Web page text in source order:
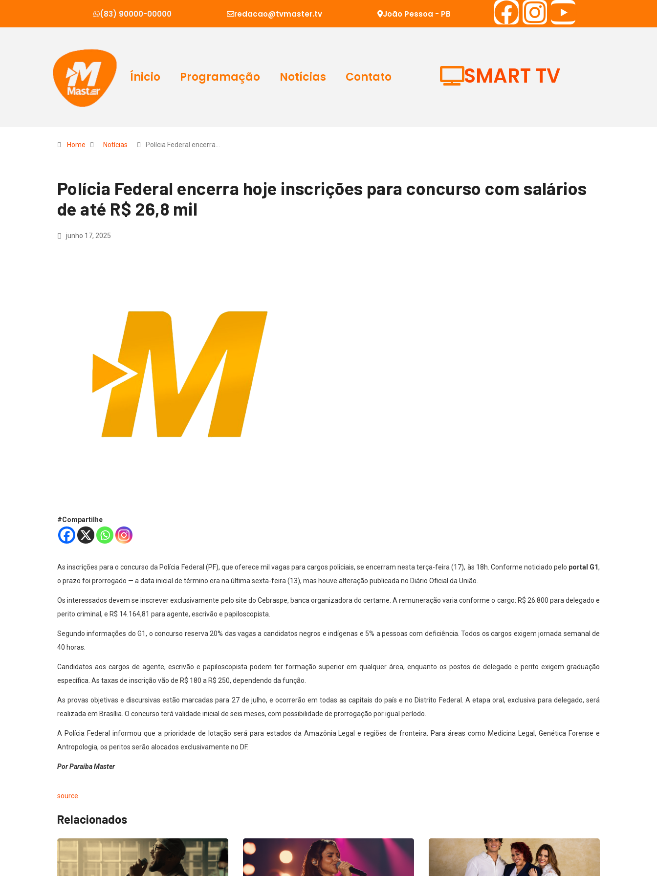
(83) 90000-00000 redacao@tvmaster.tv João Pessoa - PB
Ínicio Programação Notícias Contato SMART TV
Home Notícias Polícia Federal encerra…
Polícia Federal encerra hoje inscrições para concurso com salários
de até R$ 26,8 mil
junho 17, 2025
#Compartilhe
As inscrições para o concurso da Polícia Federal (PF), que oferece mil vagas para cargos policiais, se encerram nesta terça-feira (17), às 18h. Conforme noticiado pelo portal G1,
o prazo foi prorrogado — a data inicial de término era na última sexta-feira (13), mas houve alteração publicada no Diário Oficial da União.
Os interessados devem se inscrever exclusivamente pelo site do Cebraspe, banca organizadora do certame. A remuneração varia conforme o cargo: R$ 26.800 para delegado e
perito criminal, e R$ 14.164,81 para agente, escrivão e papiloscopista.
Segundo informações do G1, o concurso reserva 20% das vagas a candidatos negros e indígenas e 5% a pessoas com deficiência. Todos os cargos exigem jornada semanal de
40 horas.
Candidatos aos cargos de agente, escrivão e papiloscopista podem ter formação superior em qualquer área, enquanto os postos de delegado e perito exigem graduação
específica. As taxas de inscrição vão de R$ 180 a R$ 250, dependendo da função.
As provas objetivas e discursivas estão marcadas para 27 de julho, e ocorrerão em todas as capitais do país e no Distrito Federal. A etapa oral, exclusiva para delegado, será
realizada em Brasília. O concurso terá validade inicial de seis meses, com possibilidade de prorrogação por igual período.
A Polícia Federal informou que a prioridade de lotação será para estados da Amazônia Legal e regiões de fronteira. Para áreas como Medicina Legal, Genética Forense e
Antropologia, os peritos serão alocados exclusivamente no DF.
Por Paraíba Master
source
Relacionados